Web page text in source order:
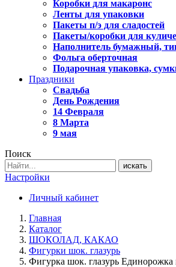
Коробки для макаронс
Ленты для упаковки
Пакеты п/э для сладостей
Пакеты/коробки для
Наполнитель бумажный,
Фольга оберточная
Подарочная упаковка,
Праздники
Свадьба
День Рождения
14 Февраля
8 Марта
9 мая
Поиск
искать
Настройки
Личный кабинет
Главная
Каталог
ШОКОЛАД, КАКАО
Фигурки шок. глазурь
Фигурка шок. глазурь